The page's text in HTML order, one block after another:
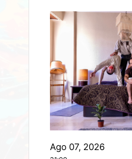
Ago 07, 2026